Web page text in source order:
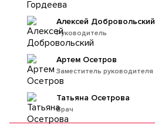
Руководитель
Алексей Добровольский
Заместитель руководителя
Артем Осетров
Врач
Татьяна Осетрова